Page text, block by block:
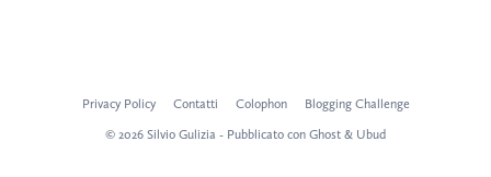
Privacy Policy Contatti Colophon
Blogging Challenge
© 2026 Silvio Gulizia - Pubblicato con Ghost & Ubud